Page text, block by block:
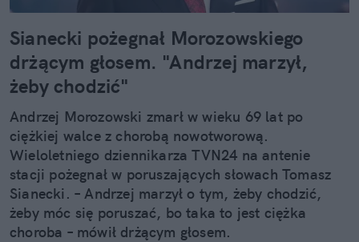
Sianecki pożegnał Morozowskiego
drżącym głosem. "Andrzej marzył,
żeby chodzić"
Andrzej Morozowski zmarł w wieku 69 lat po
ciężkiej walce z chorobą nowotworową.
Wieloletniego dziennikarza TVN24 na antenie
stacji pożegnał w poruszających słowach Tomasz
Sianecki. – Andrzej marzył o tym, żeby chodzić,
żeby móc się poruszać, bo taka to jest ciężka
choroba – mówił drżącym głosem.